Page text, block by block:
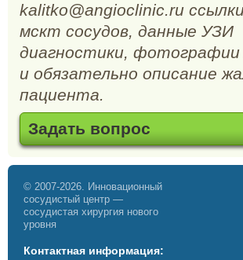
kalitko@angioclinic.ru
мскт сосудов, данные УЗИ
диагностики, фотографии
и обязательно описание
пациента.
Задать вопрос
© 2007-2026. Инновационный
сосудистый центр —
сосудистая хирургия нового
уровня
Контактная информация: